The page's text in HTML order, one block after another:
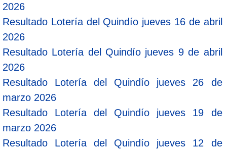
2026
Resultado Lotería del Quindío jueves 16 de abril
2026
Resultado Lotería del Quindío jueves 9 de abril
2026
Resultado Lotería del Quindío jueves 26 de
marzo 2026
Resultado Lotería del Quindío jueves 19 de
marzo 2026
Resultado Lotería del Quindío jueves 12 de